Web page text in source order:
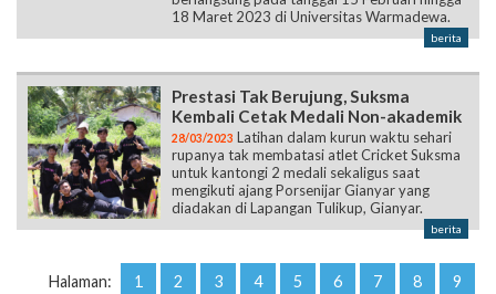
18 Maret 2023 di Universitas Warmadewa.
berita
Prestasi Tak Berujung, Suksma
Kembali Cetak Medali Non-akademik
28/03/2023 Latihan dalam kurun waktu sehari
rupanya tak membatasi atlet Cricket Suksma
untuk kantongi 2 medali sekaligus saat
mengikuti ajang Porsenijar Gianyar yang
diadakan di Lapangan Tulikup, Gianyar.
berita
Halaman: 1 2 3 4 5 6 7 8 9